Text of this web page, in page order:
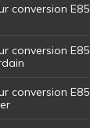
conversion E85
conversion E85
conversion E85